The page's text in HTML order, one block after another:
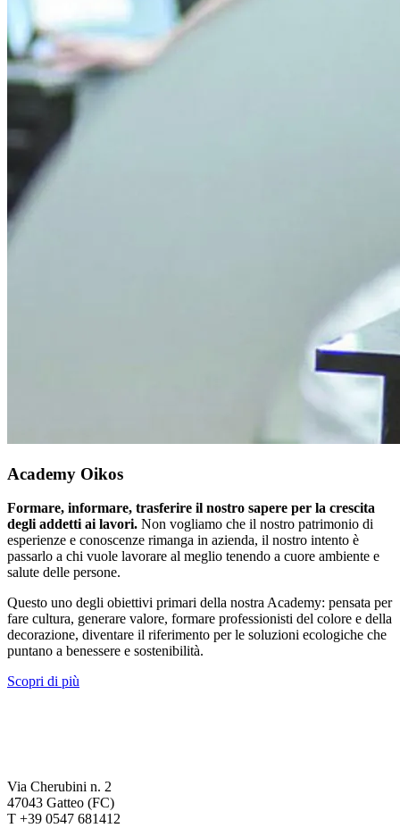
Academy Oikos
Formare, informare, trasferire il nostro sapere per la crescita
degli addetti ai lavori. Non vogliamo che il nostro patrimonio di
esperienze e conoscenze rimanga in azienda, il nostro intento è
passarlo a chi vuole lavorare al meglio tenendo a cuore ambiente e
salute delle persone.
Questo uno degli obiettivi primari della nostra Academy: pensata per
fare cultura, generare valore, formare professionisti del colore e della
decorazione, diventare il riferimento per le soluzioni ecologiche che
puntano a benessere e sostenibilità.
Scopri di più
Via Cherubini n. 2
47043 Gatteo (FC)
T +39 0547 681412